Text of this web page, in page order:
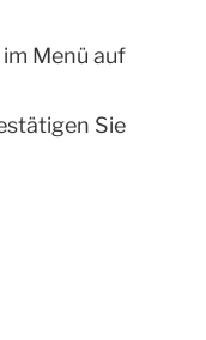
Menü auf
Sie